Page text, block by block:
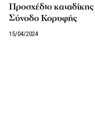
Προσχέδιο
Σύνοδο Κορυφής
15/04/2024